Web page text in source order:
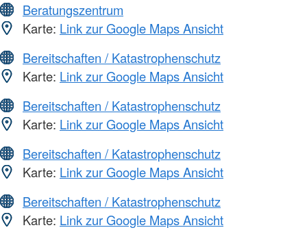
Beratungszentrum
Karte: Link zur Google Maps Ansicht
Bereitschaften / Katastrophenschutz
Karte: Link zur Google Maps Ansicht
Bereitschaften / Katastrophenschutz
Karte: Link zur Google Maps Ansicht
Bereitschaften / Katastrophenschutz
Karte: Link zur Google Maps Ansicht
Bereitschaften / Katastrophenschutz
Karte: Link zur Google Maps Ansicht